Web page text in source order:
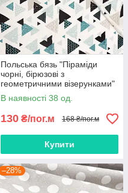
Польська бязь "Піраміди
чорні, бірюзові з
геометричними візерунками"
160см
В наявності 38 од.
130 ₴/пог.м 168 ₴/пог.м
Купити
–28%